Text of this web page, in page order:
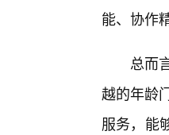
能、协作
总而
越的年龄
服务，能